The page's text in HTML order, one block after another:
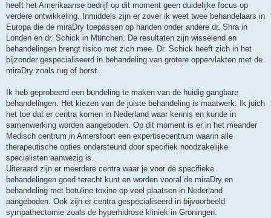
heeft het Amerikaanse bedrijf op dit moment geen duidelijke focus op
verdere ontwikkeling. Inmiddels zijn er zover ik weet twee behandelaars in
Europa die de miraDry toepassen op handen onder andere dr. Shra in
Londen en dr. Schick in München. De resultaten zijn wisselend en
behandelingen brengt risico met zich mee. Dr. Schick heeft zich in het
bijzonder gespecialiseerd in behandeling van grotere oppervlakten met de
miraDry zoals rug of borst.
Ik heb geprobeerd een bundeling te maken van de huidig gangbare
behandelingen. Het kiezen van de juiste behandeling is maatwerk. Ik juich
het toe dat er centra komen in Nederland waar kennis en kunde in
samenwerking worden aangeboden. Op dit moment is er in het meander
Medisch centrum in Amersfoort een expertisecentrum waarin alle
therapeutische opties ondersteund door specifiek noodzakelijke
specialisten aanwezig is.
Uiteraard zijn er meerdere centra waar je voor de specifieke
behandelingen goed terecht kunt en worden vooral de miraDry en
behandeling met botuline toxine op veel plaatsen in Nederland
aangeboden. Ook zijn er centra gespecialiseerd in bijvoorbeeld
sympathectomie zoals de hyperhidrose kliniek in Groningen.